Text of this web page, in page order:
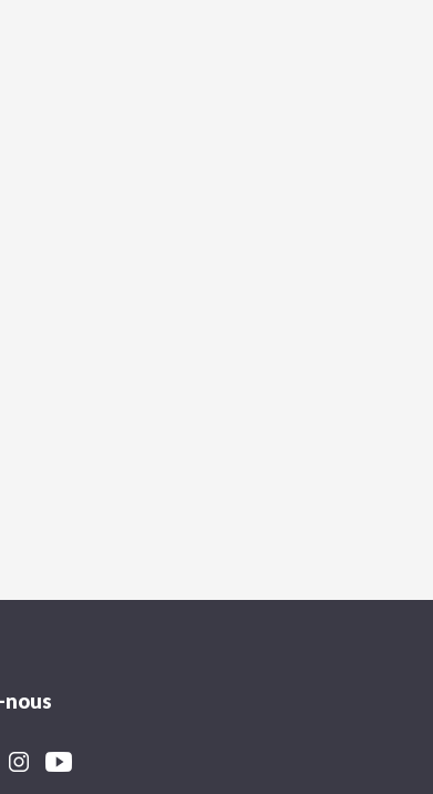
nous